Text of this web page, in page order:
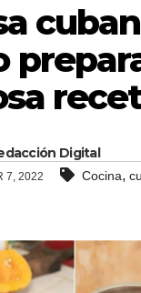
Digital
7, 2022 Cocina,